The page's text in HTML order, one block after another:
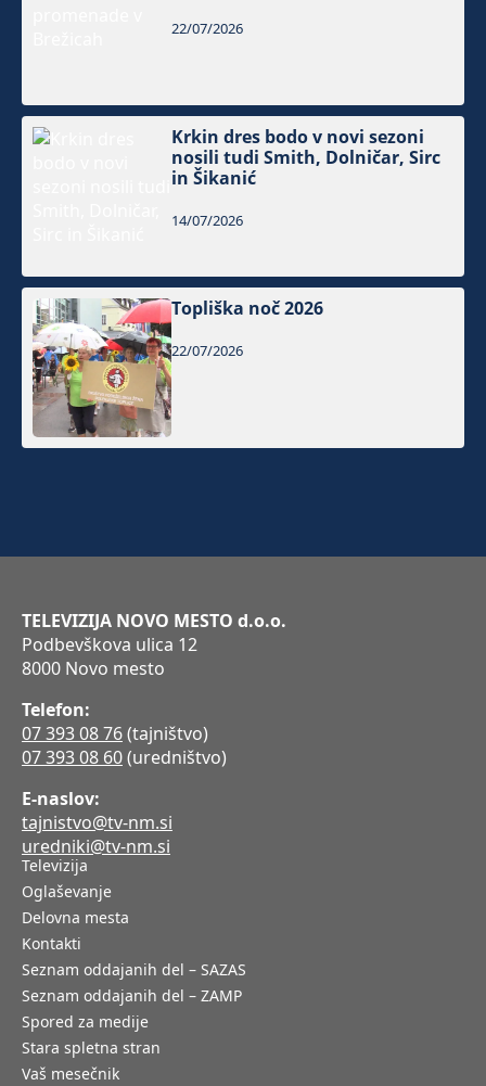
22/07/2026
Krkin dres bodo v novi sezoni
nosili tudi Smith, Dolničar, Sirc
in Šikanić
14/07/2026
Topliška noč 2026
22/07/2026
TELEVIZIJA NOVO MESTO d.o.o.
Podbevškova ulica 12
8000 Novo mesto
Telefon:
07 393 08 76(tajništvo)
07 393 08 60(uredništvo)
E-naslov:
tajnistvo@tv-nm.si
uredniki@tv-nm.si
Televizija
Oglaševanje
Delovna mesta
Kontakti
Seznam oddajanih del – SAZAS
Seznam oddajanih del – ZAMP
Spored za medije
Stara spletna stran
Vaš mesečnik